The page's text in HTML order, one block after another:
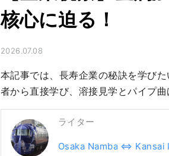
核心に迫る！
2026.07.08
本記事では、長寿企業の秘訣を学び
者から直接学び、溶接見学とパイプ
ライター
Osaka Namba ⇔ Kansai